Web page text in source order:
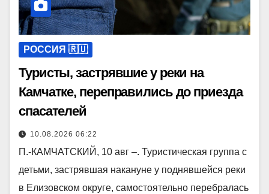
РОССИЯ 🇷🇺
Туристы, застрявшие у реки на
Камчатке, переправились до приезда
спасателей
10.08.2026 06:22
П.-КАМЧАТСКИЙ, 10 авг –. Туристическая группа с
детьми, застрявшая накануне у поднявшейся реки
в Елизовском округе, самостоятельно перебралась